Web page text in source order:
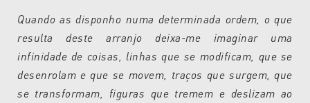
Quando as disponho numa determinada ordem, o que
resulta deste arranjo deixa-me imaginar uma
infinidade de coisas, linhas que se modificam, que se
desenrolam e que se movem, traços que surgem, que
se transformam, figuras que tremem e deslizam ao